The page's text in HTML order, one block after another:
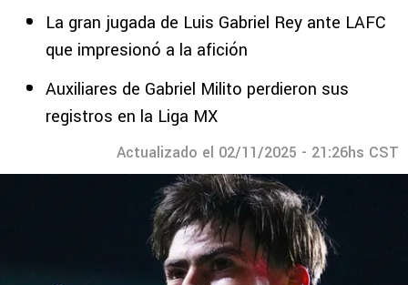
La gran jugada de Luis Gabriel Rey ante LAFC
que impresionó a la afición
Auxiliares de Gabriel Milito perdieron sus
registros en la Liga MX
Actualizado el 02/11/2025 - 21:26hs CST